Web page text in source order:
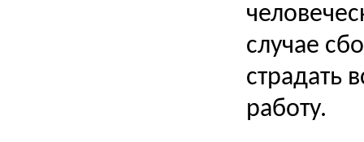
случае
страдать
работу.